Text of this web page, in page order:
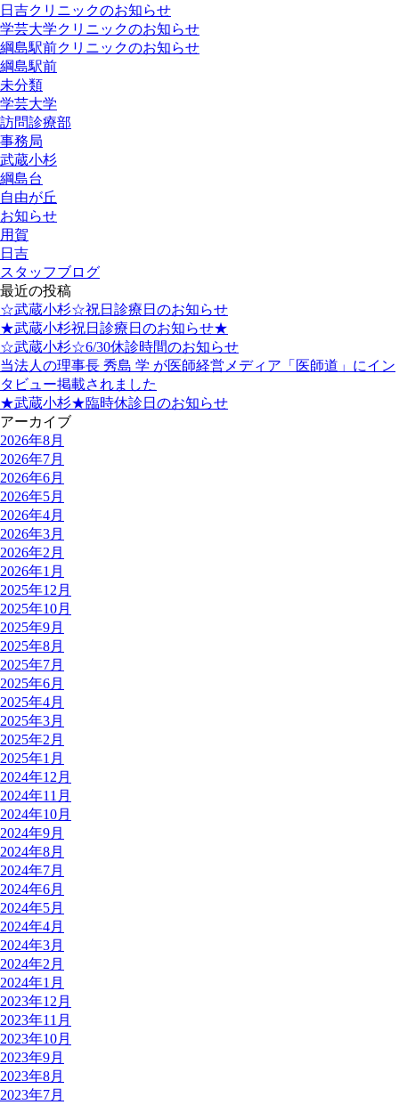
日吉クリニックのお知らせ
学芸大学クリニックのお知らせ
綱島駅前クリニックのお知らせ
綱島駅前
未分類
学芸大学
訪問診療部
事務局
武蔵小杉
綱島台
自由が丘
お知らせ
用賀
日吉
スタッフブログ
最近の投稿
☆武蔵小杉☆祝日診療日のお知らせ
★武蔵小杉祝日診療日のお知らせ★
☆武蔵小杉☆6/30休診時間のお知らせ
当法人の理事長 秀島 学 が医師経営メディア「医師道」にイン
タビュー掲載されました
★武蔵小杉★臨時休診日のお知らせ
アーカイブ
2026年8月
2026年7月
2026年6月
2026年5月
2026年4月
2026年3月
2026年2月
2026年1月
2025年12月
2025年10月
2025年9月
2025年8月
2025年7月
2025年6月
2025年4月
2025年3月
2025年2月
2025年1月
2024年12月
2024年11月
2024年10月
2024年9月
2024年8月
2024年7月
2024年6月
2024年5月
2024年4月
2024年3月
2024年2月
2024年1月
2023年12月
2023年11月
2023年10月
2023年9月
2023年8月
2023年7月